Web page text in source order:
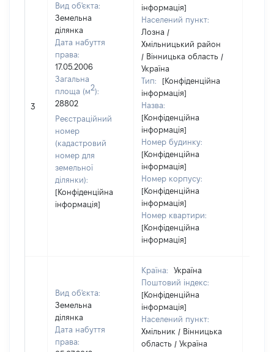
3
Вид об'єкта:
Земельна
ділянка
Дата набуття
права:
17.05.2006
Загальна
площа (м2):
28802
Реєстраційний
номер
(кадастровий
номер для
земельної
ділянки):
[Конфіденційна
інформація]
інформація]
Населений пункт:
Лозна /
Хмільницький район
/ Вінницька область /
Україна
Тип:
[Конфіденційна
інформація]
Назва:
[Конфіденційна
інформація]
Номер будинку:
[Конфіденційна
інформація]
Номер корпусу:
[Конфіденційна
інформація]
Номер квартири:
[Конфіденційна
інформація]
Вид об'єкта:
Земельна
ділянка
Дата набуття
права:
Країна:
Україна
Поштовий індекс:
[Конфіденційна
інформація]
Населений пункт:
Хмільник / Вінницька
область / Україна